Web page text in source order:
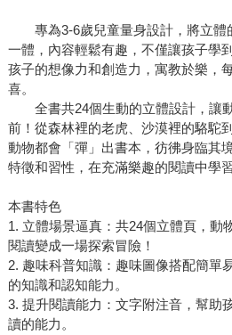
專為3-6歲兒童量身設計，將立體
一體，內容輕鬆有趣，不僅讓孩子學
孩子的想像力和創造力，寓教於樂，
喜。
全書共24個生動的立體設計，讓
前！從森林裡的老虎、沙漠裡的駱駝
動物都會「彈」出書本，彷彿身臨其
特徵和習性，在充滿樂趣的閱讀中
本書特色
1. 立體場景逼真：共24個立體頁，動
閱讀變成一場探索冒險！
2. 趣味科普知識：趣味圖像搭配簡單
的知識和認知能力。
3. 提升閱讀能力：文字附注音，幫助
讀的能力。